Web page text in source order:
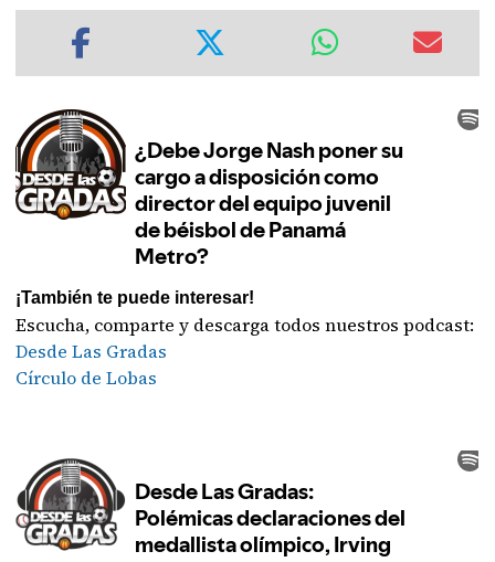
¡También te puede interesar!
Escucha, comparte y descarga todos nuestros podcast:
Desde Las Gradas
Círculo de Lobas